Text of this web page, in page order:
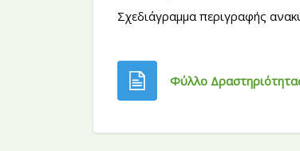
Σχεδιάγραμμα περιγραφής
Φύλλο